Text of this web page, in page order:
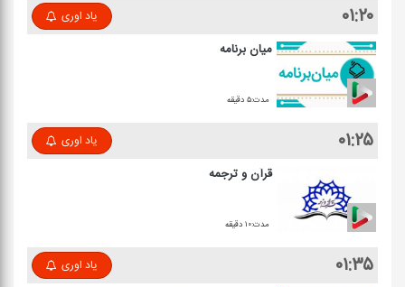
۰۱:۲۰ یاد اوری
میان برنامه
مدت:۵ دقیقه
۰۱:۲۵ یاد اوری
قرآن و ترجمه
مدت:۱۰ دقیقه
۰۱:۳۵ یاد اوری